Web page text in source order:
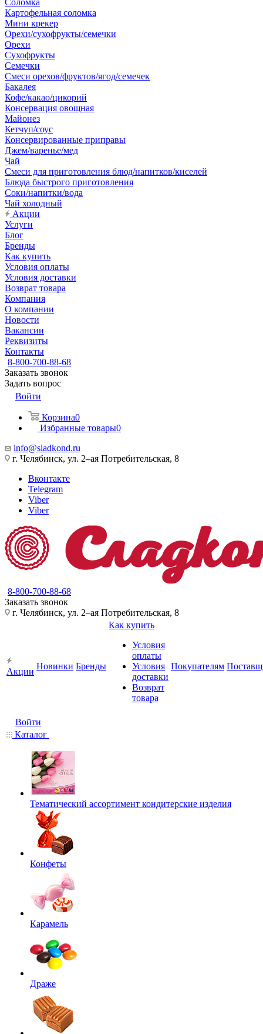
Соломка
Картофельная соломка
Мини крекер
Орехи/сухофрукты/семечки
Орехи
Сухофрукты
Семечки
Смеси орехов/фруктов/ягод/семечек
Бакалея
Кофе/какао/цикорий
Консервация овощная
Майонез
Кетчуп/соус
Консервированные приправы
Джем/варенье/мед
Чай
Смеси для приготовления блюд/напитков/киселей
Блюда быстрого приготовления
Соки/напитки/вода
Чай холодный
Акции
Услуги
Блог
Бренды
Как купить
Условия оплаты
Условия доставки
Возврат товара
Компания
О компании
Новости
Вакансии
Реквизиты
Контакты
8-800-700-88-68
Заказать звонок
Задать вопрос
Войти
Корзина0
Избранные товары0
info@sladkond.ru
г. Челябинск, ул. 2–ая Потребительская, 8
Вконтакте
Telegram
Viber
Viber
8-800-700-88-68
Заказать звонок
г. Челябинск, ул. 2–ая Потребительская, 8
Акции
Новинки Бренды
Как купить
Условия
оплаты
Условия
доставки
Возврат
товара
Покупателям
Войти
Каталог
Тематический ассортимент кондитерские изделия
Конфеты
Карамель
Драже